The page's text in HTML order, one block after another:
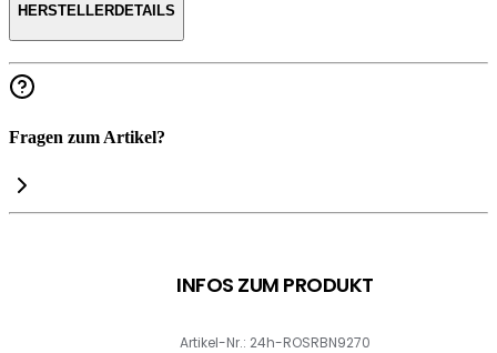
HERSTELLERDETAILS
Fragen zum Artikel?
INFOS ZUM PRODUKT
Artikel-Nr.: 24h-ROSRBN9270